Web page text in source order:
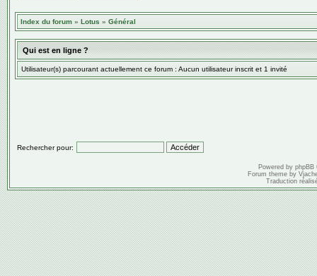
Index du forum » Lotus » Général
Qui est en ligne ?
Utilisateur(s) parcourant actuellement ce forum : Aucun utilisateur inscrit et 1 invité
Rechercher pour:
Powered by phpBB
Forum theme by
Traduction